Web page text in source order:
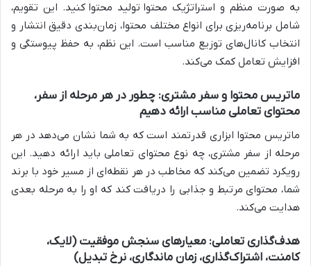
به صورت منظم و استراتژیک محتوا تولید محتوا کنید. این تقویم،
شامل برنامه‌ریزی برای انواع مختلف محتوا، زمان‌بندی دقیق انتشار و
انتخاب کانال‌های توزیع مناسب است. این نظم، به حفظ پیوستگی و
افزایش تعامل کمک می‌کند.
ماتریس محتوا و سفر مشتری: چطور در هر مرحله از سفر،
محتوای تعاملی مناسب ارائه دهیم
ماتریس محتوا ابزاری قدرتمند است که به شما نشان می‌دهد در هر
مرحله از سفر مشتری، چه نوع محتوای تعاملی باید ارائه دهید. این
رویکرد تضمین می‌کند که مخاطب در هر نقطه‌ای از مسیر خود با برند
شما، محتوای مرتبط و جذابی را دریافت کند که او را به مرحله بعدی
هدایت می‌کند.
هدف‌گذاری تعاملی: معیارهای سنجش موفقیت (لایک،
کامنت، اشتراک‌گذاری، زمان ماندگاری، نرخ تبدیل)